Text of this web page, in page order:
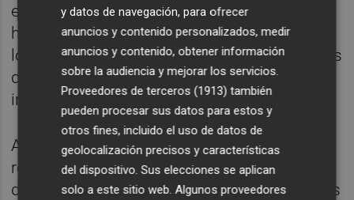
estos municipios en sus decretos como ha
hecho la Generalitat para que puedan recibir
los recursos que se merecen para reparar los
desperfectos ocasionados por las
inundaciones.
Asimismo, el jefe del Consell también ha
reclamado al Estado la "ejecución inmediata
de las obras previstas en barrancos y cauces
y datos de navegación, para ofrecer
anuncios y contenido personalizados, medir
anuncios y contenido, obtener información
sobre la audiencia y mejorar los servicios.
Proveedores de terceros (1913) también
pueden procesar sus datos para estos y
otros fines, incluido el uso de datos de
geolocalización precisos y características
del dispositivo. Sus elecciones se aplican
solo a este sitio web. Algunos proveedores